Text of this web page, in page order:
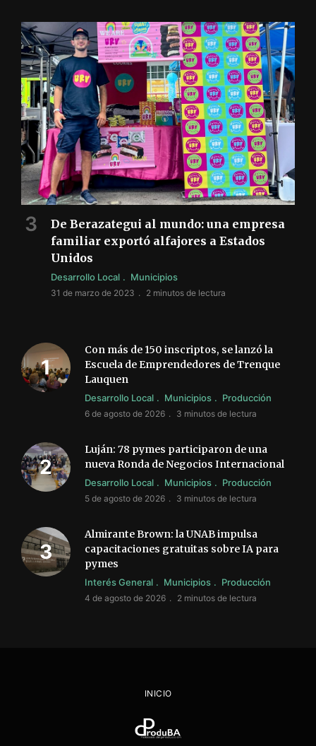
De Berazategui al mundo: una empresa
familiar exportó alfajores a Estados
Unidos
Desarrollo Local Municipios
31 de marzo de 2023 2 minutos de lectura
Con más de 150 inscriptos, se lanzó la
Escuela de Emprendedores de Trenque
Lauquen
Desarrollo Local Municipios Producción
6 de agosto de 2026 3 minutos de lectura
Luján: 78 pymes participaron de una
nueva Ronda de Negocios Internacional
Desarrollo Local Municipios Producción
5 de agosto de 2026 3 minutos de lectura
Almirante Brown: la UNAB impulsa
capacitaciones gratuitas sobre IA para
pymes
Interés General Municipios Producción
4 de agosto de 2026 2 minutos de lectura
INICIO